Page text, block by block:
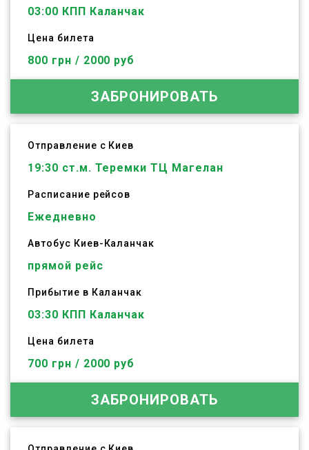
03:00 КПП Каланчак
Цена билета
800 грн / 2000 руб
ЗАБРОНИРОВАТЬ
Отправление с Киев
19:30 ст.м. Теремки ТЦ Магелан
Расписание рейсов
Ежедневно
Автобус Киев- Каланчак
прямой рейс
Прибытие в Каланчак
03:30 КПП Каланчак
Цена билета
700 грн / 2000 руб
ЗАБРОНИРОВАТЬ